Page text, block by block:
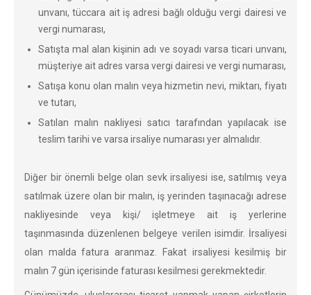
unvanı, tüccara ait iş adresi bağlı olduğu vergi dairesi ve
vergi numarası,
Satışta mal alan kişinin adı ve soyadı varsa ticari unvanı,
müşteriye ait adres varsa vergi dairesi ve vergi numarası,
Satışa konu olan malın veya hizmetin nevi, miktarı, fiyatı
ve tutarı,
Satılan malın nakliyesi satıcı tarafından yapılacak ise
teslim tarihi ve varsa irsaliye numarası yer almalıdır.
Diğer bir önemli belge olan sevk irsaliyesi ise, satılmış veya
satılmak üzere olan bir malın, iş yerinden taşınacağı adrese
nakliyesinde veya kişi/ işletmeye ait iş yerlerine
taşınmasında düzenlenen belgeye verilen isimdir. İrsaliyesi
olan malda fatura aranmaz. Fakat irsaliyesi kesilmiş bir
malın 7 gün içerisinde faturası kesilmesi gerekmektedir.